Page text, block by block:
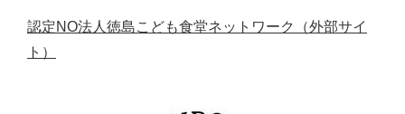
認定NO法人徳島こども食堂ネットワーク（外部サイ
ト）